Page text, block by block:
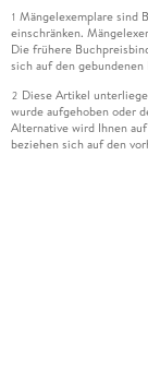
1 Mängelexemplare sind
einschränken.
Die frühere
sich auf den
2 Diese Artikel
wurde aufgehoben oder
Alternative wird Ihnen
beziehen sich auf den